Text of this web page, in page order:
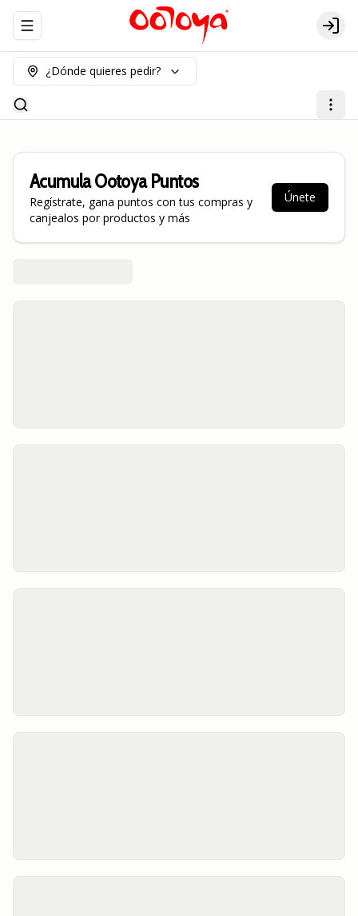
Abrir menu de navegación Login
¿Dónde quieres pedir?
AcumulaOotoya Puntos
Regístrate, gana puntos con tus compras y
canjealos por productos y más
Únete